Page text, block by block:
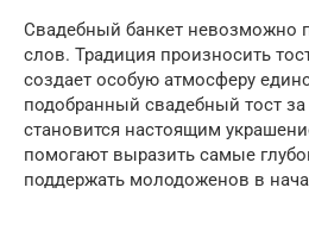
Свадебный банкет невозможно
слов. Традиция произносить
создает особую атмосферу
подобранный свадебный тост
становится настоящим
помогают выразить самые
поддержать молодоженов в